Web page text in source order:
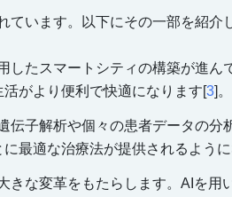
います。以下にその一部を紹介
したスマートシティの構築が進ん
がより便利で快適になります[3]。
伝子解析や個々の患者データの分
最適な治療法が提供されるよう
きな変革をもたらします。AIを用